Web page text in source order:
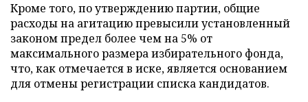
Кроме того, по утверждению партии, общие
расходы на агитацию превысили установленный
законом предел более чем на 5% от
максимального размера избирательного фонда,
что, как отмечается в иске, является основанием
для отмены регистрации списка кандидатов.